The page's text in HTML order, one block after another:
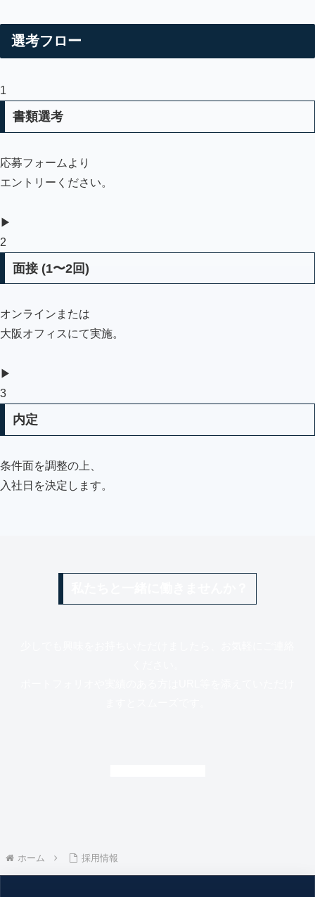
選考フロー
1
書類選考
応募フォームより
エントリーください。
▶
2
面接 (1〜2回)
オンラインまたは
大阪オフィスにて実施。
▶
3
内定
条件面を調整の上、
入社日を決定します。
ホーム 採用情報